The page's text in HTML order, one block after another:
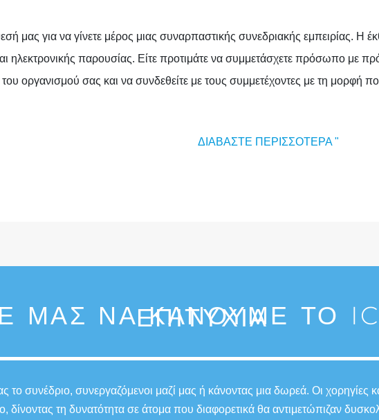
μας για να γίνετε μέρος μιας συναρπαστικής συνεδριακής εμπειρίας. Η
ηλεκτρονικής παρουσίας. Είτε προτιμάτε να συμμετάσχετε πρόσωπο με
οργανισμού σας και να συνδεθείτε με τους συμμετέχοντες με τη μορφή
ΔΙΑΒΆΣΤΕ ΠΕΡΙΣΣΌΤΕΡΑ "
ΜΑΣ ΝΑ ΚΆΝΟΥΜΕ ΤΟ
ΕΠΙΤΥΧΊΑ
το συνέδριο, συνεργαζόμενοι μαζί μας ή κάνοντας μια δωρεά. Οι χορηγίες
δίνοντας τη δυνατότητα σε άτομα που διαφορετικά θα αντιμετώπιζαν